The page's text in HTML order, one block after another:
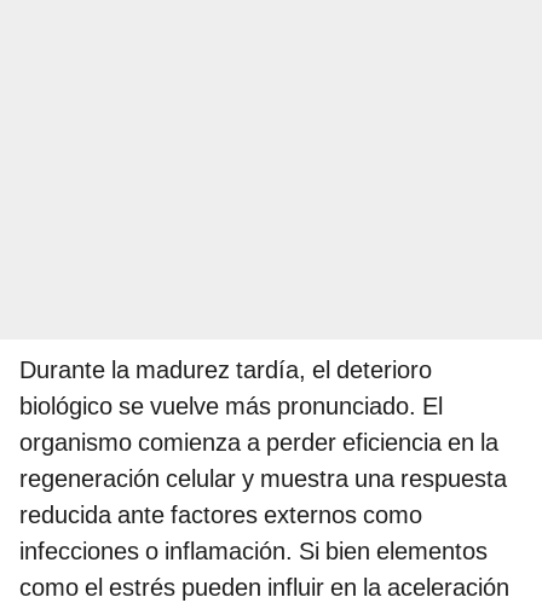
Durante la madurez tardía, el deterioro
biológico se vuelve más pronunciado. El
organismo comienza a perder eficiencia en la
regeneración celular y muestra una respuesta
reducida ante factores externos como
infecciones o inflamación. Si bien elementos
como el estrés pueden influir en la aceleración